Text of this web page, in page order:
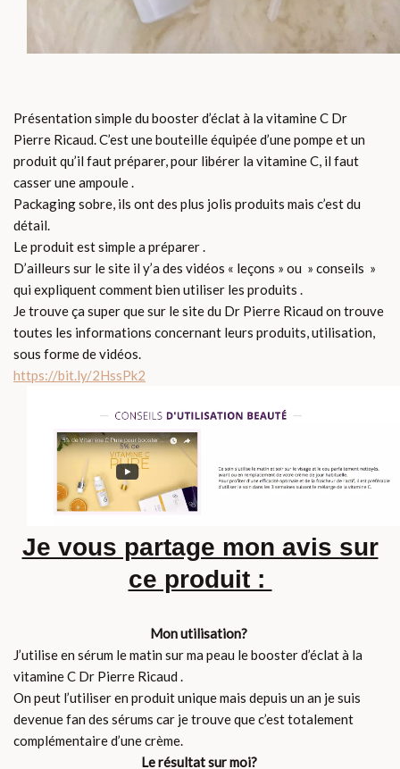
Présentation simple du booster d’éclat à la vitamine C Dr
Pierre Ricaud. C’est une bouteille équipée d’une pompe et un
produit qu’il faut préparer, pour libérer la vitamine C, il faut
casser une ampoule .
Packaging sobre, ils ont des plus jolis produits mais c’est du
détail.
Le produit est simple a préparer .
D’ailleurs sur le site il y’a des vidéos « leçons » ou » conseils »
qui expliquent comment bien utiliser les produits .
Je trouve ça super que sur le site du Dr Pierre Ricaud on trouve
toutes les informations concernant leurs produits, utilisation,
sous forme de vidéos.
https://bit.ly/2HssPk2
Je vous partage mon avis sur
ce produit :
Mon utilisation?
J’utilise en sérum le matin sur ma peau le booster d’éclat à la
vitamine C Dr Pierre Ricaud .
On peut l’utiliser en produit unique mais depuis un an je suis
devenue fan des sérums car je trouve que c’est totalement
complémentaire d’une crème.
Le résultat sur moi?